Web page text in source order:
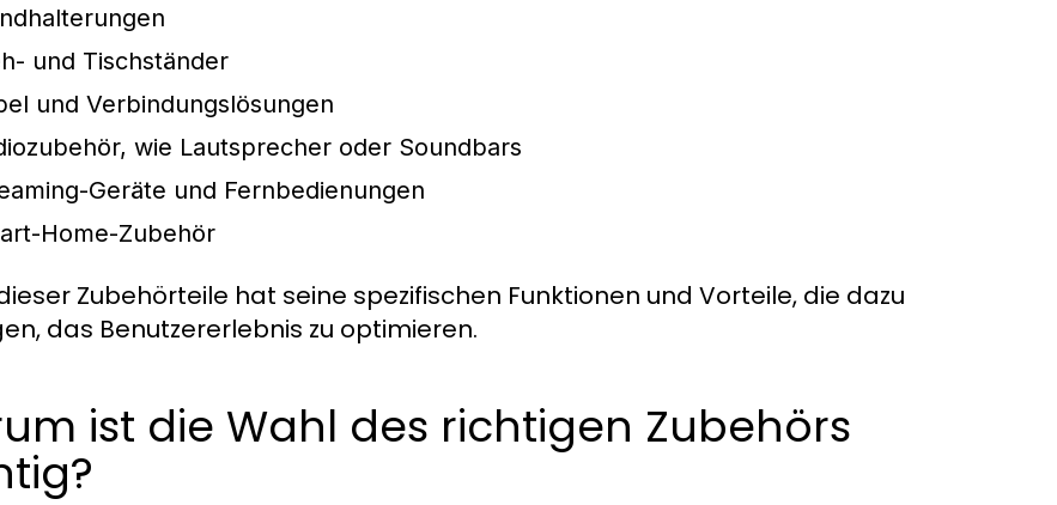
und Tischständer
und Verbindungslösungen
wie Lautsprecher oder Soundbars
Geräte und Fernbedienungen
Home-Zubehör
Zubehörteile hat seine spezifischen Funktionen und Vorteile, die dazu
das Benutzererlebnis zu optimieren.
ist die Wahl des richtigen Zubehörs